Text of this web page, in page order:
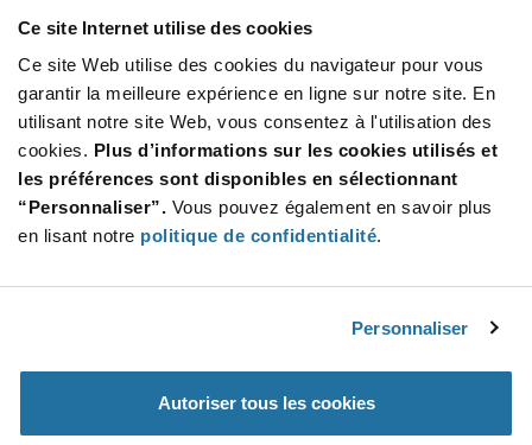
Ce site Internet utilise des cookies
Ce site Web utilise des cookies du navigateur pour vous
garantir la meilleure expérience en ligne sur notre site. En
utilisant notre site Web, vous consentez à l'utilisation des
cookies. Plus d’informations sur les cookies utilisés et
les préférences sont disponibles en sélectionnant
“Personnaliser”. Vous pouvez également en savoir plus
en lisant notre politique de confidentialité.
Personnaliser
Autoriser tous les cookies
2.4GHz IEE / Zigbee tranceiver
Min : 1 600
Mult. de : 1 600
Quantité
More
Info
Increase
Button
Decrease
453-00052C
BL5340 Series - Multi-Core / Protocol Bluetooth
+ 802.15.4 + NFC Module
Mult. de : 1
Increase
Button
Decrease